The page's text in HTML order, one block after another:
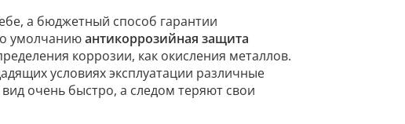
а бюджетный способ гарантии
умолчаниюантикоррозийная защита
коррозии, как окисления металлов.
условиях эксплуатации различные
очень быстро, а следом теряют свои